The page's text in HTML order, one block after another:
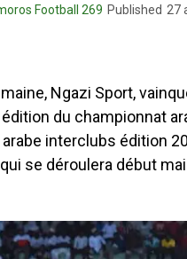
Football 269 Published 27
Ngazi Sport,
du championnat
interclubs édition
se déroulera début